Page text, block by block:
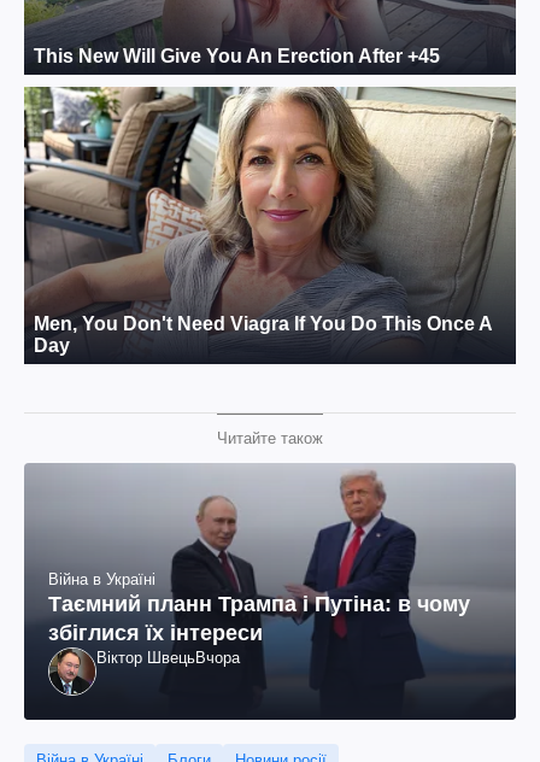
Читайте також
Війна в Україні
Таємний планн Трампа і Путіна: в чому
збіглися їх інтереси
Віктор ШвецьВчора